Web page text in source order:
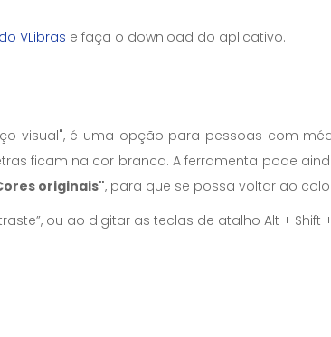
VLibras e faça o download do aplicativo.
visual", é uma opção para pessoas com
ficam na cor branca. A ferramenta pode
originais", para que se possa voltar ao
ou ao digitar as teclas de atalho Alt + Shift